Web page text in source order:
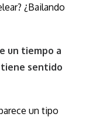
¿Bailando
un tiempo a
tiene sentido
un tipo